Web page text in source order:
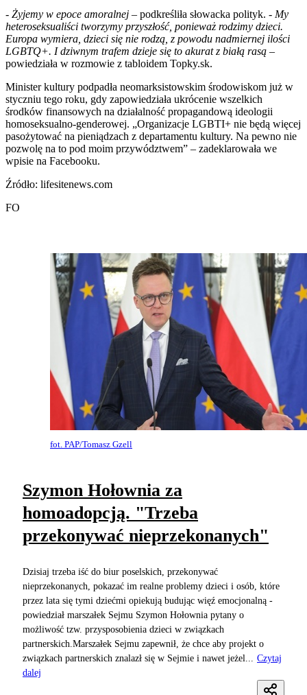
- Żyjemy w epoce amoralnej – podkreśliła słowacka polityk. - My
heteroseksualiści tworzymy przyszłość, ponieważ rodzimy dzieci.
Europa wymiera, dzieci się nie rodzą, z powodu nadmiernej ilości
LGBTQ+. I dziwnym trafem dzieje się to akurat z białą rasą –
powiedziała w rozmowie z tabloidem Topky.sk.
Minister kultury podpadła neomarksistowskim środowiskom już w
styczniu tego roku, gdy zapowiedziała ukrócenie wszelkich
środków finansowych na działalność propagandową ideologii
homoseksualno-genderowej. „Organizacje LGBTI+ nie będą więcej
pasożytować na pieniądzach z departamentu kultury. Na pewno nie
pozwolę na to pod moim przywództwem” – zadeklarowała we
wpisie na Facebooku.
Źródło: lifesitenews.com
FO
fot. PAP/Tomasz Gzell
Szymon Hołownia za
homoadopcją. "Trzeba
przekonywać nieprzekonanych"
Dzisiaj trzeba iść do biur poselskich, przekonywać
nieprzekonanych, pokazać im realne problemy dzieci i osób, które
przez lata się tymi dziećmi opiekują budując więź emocjonalną -
powiedział marszałek Sejmu Szymon Hołownia pytany o
możliwość tzw. przysposobienia dzieci w związkach
partnerskich.Marszałek Sejmu zapewnił, że chce aby projekt o
związkach partnerskich znalazł się w Sejmie i nawet jeżel...
Czytaj
dalej